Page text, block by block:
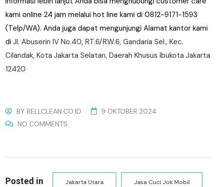
kami online 24 jam melalui hot line kami di 0812-9171-1593
(Telp/WA). Anda juga dapat mengunjungi Alamat kantor kami
diJl. Abuserin IV No.40, RT.6/RW.6, Gandaria Sel., Kec.
Cilandak, Kota Jakarta Selatan, Daerah Khusus Ibukota Jakarta
12420
BYBELLCLEAN.CO.ID
9 OKTOBER 2024
NO COMMENTS
Posted in Jakarta Utara Jasa Cuci Jok Mobil